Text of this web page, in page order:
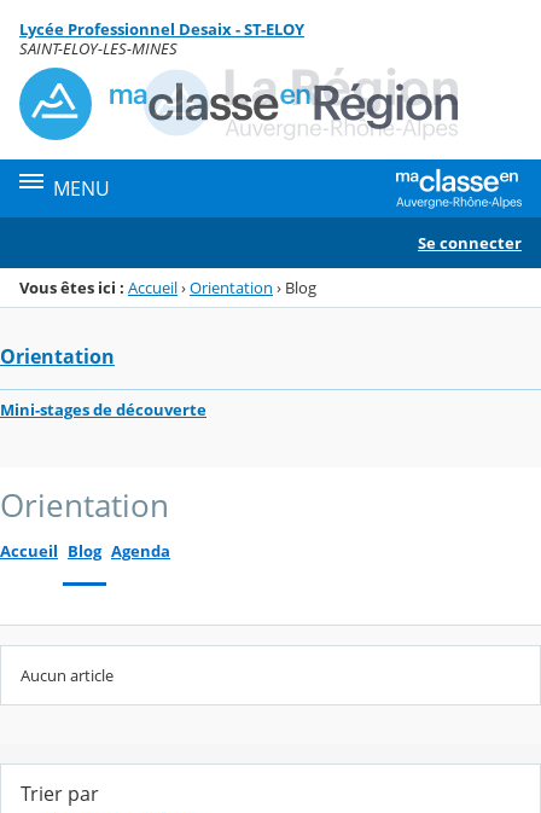
Menu de la rubrique
Contenu
Lycée Professionnel Desaix - ST-ELOY
SAINT-ELOY-LES-MINES
MENU
Se connecter
Vous êtes ici : Accueil›Orientation › Blog
Orientation
Mini-stages de découverte
Orientation
Accueil Blog Agenda
Aucun article
Trier par